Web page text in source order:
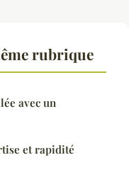
rubrique
avec un
et rapidité